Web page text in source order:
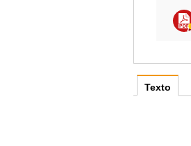
Texto